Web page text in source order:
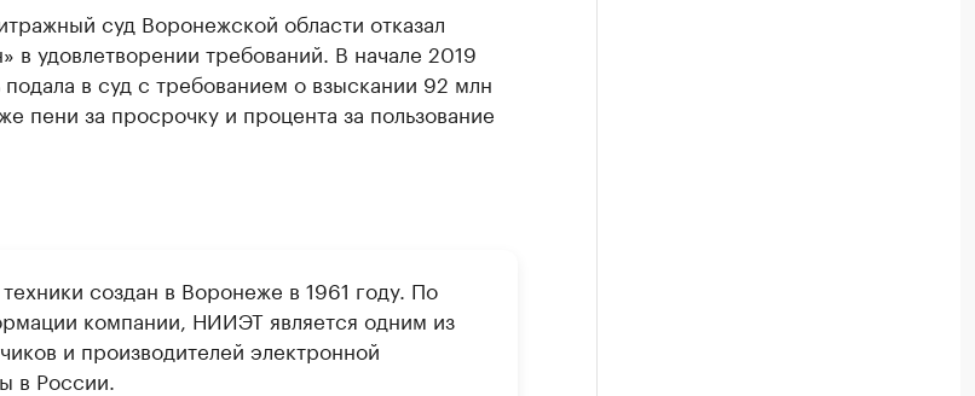
суд Воронежской области отказал
в удовлетворении требований. В начале 2019
в суд с требованием о взыскании 92 млн
пени за просрочку и процента за пользование
создан в Воронеже в 1961 году. По
компании, НИИЭТ является одним из
и производителей электронной
в России.